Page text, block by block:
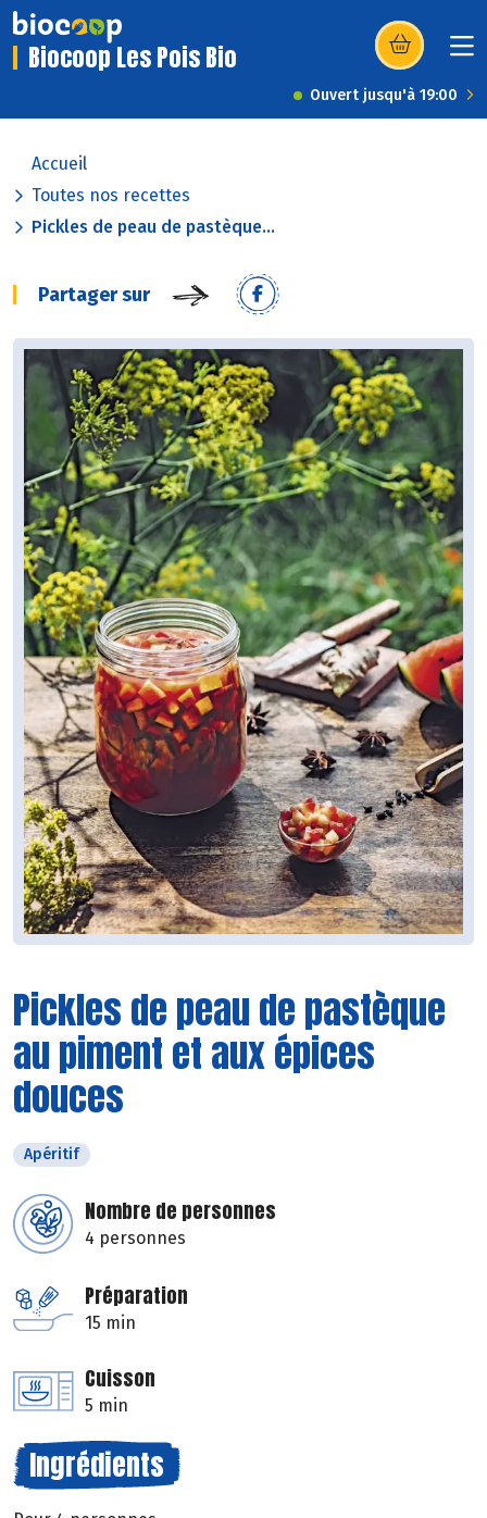
Biocoop Les Pois Bio (s’ouvre dans
Ouvert jusqu'à 19:00
Accueil
Toutes nos recettes
Pickles de peau de pastèque...
Partager sur
Pickles de peau de pastèque
au piment et aux épices
douces
Apéritif
Nombre de personnes
4 personnes
Préparation
15 min
Cuisson
5 min
Ingrédients